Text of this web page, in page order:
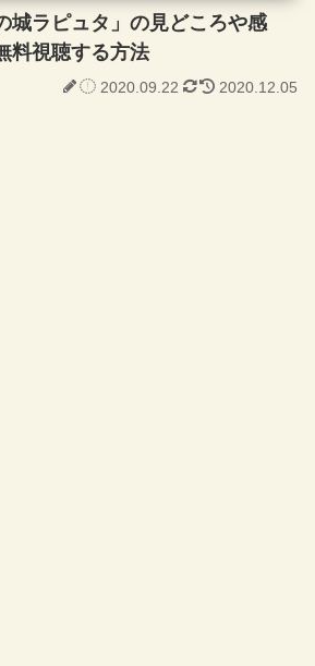
城ラピュタ」の見どころや感
料視聴する方法
2020.09.22 2020.12.05